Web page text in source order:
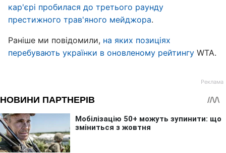
кар'єрі пробилася до третього раунду
престижного трав'яного мейджора.
Раніше ми повідомили, на яких позиціях
перебувають українки в оновленому рейтингу WTA.